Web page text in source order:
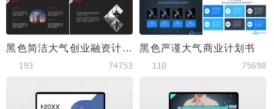
黑色简洁大气创业融资计划书PPT模板
193 74753
黑色严谨大气商业计划书
110 75698